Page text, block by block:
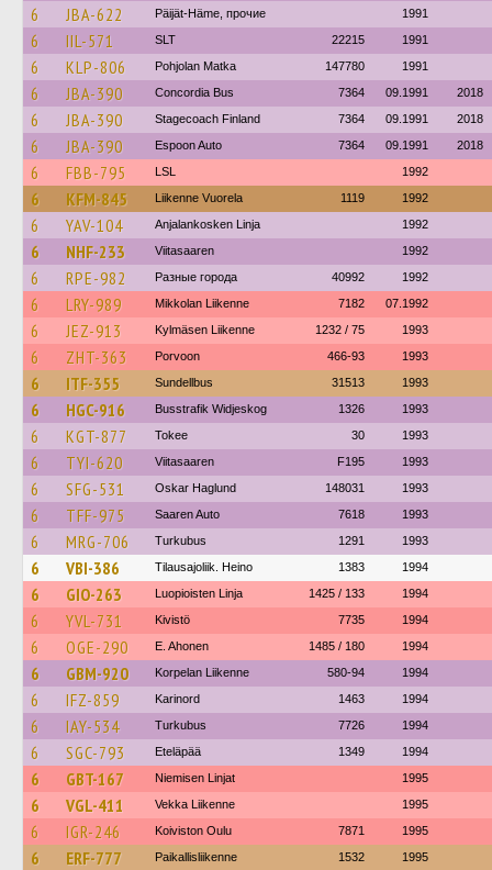
6 JBA-622 Päijät-Häme, прочие 1991
6 IIL-571 SLT 22215 1991
6 KLP-806 Pohjolan Matka 147780 1991
6 JBA-390 Concordia Bus 7364 09.1991 2018
6 JBA-390 Stagecoach Finland 7364 09.1991 2018
6 JBA-390 Espoon Auto 7364 09.1991 2018
6 FBB-795 LSL 1992
6 KFM-845 Liikenne Vuorela 1119 1992
6 YAV-104 Anjalankosken Linja 1992
6 NHF-233 Viitasaaren 1992
6 RPE-982 Разные города 40992 1992
6 LRY-989 Mikkolan Liikenne 7182 07.1992
6 JEZ-913 Kylmäsen Liikenne 1232 / 75 1993
6 ZHT-363 Porvoon 466-93 1993
6 ITF-355 Sundellbus 31513 1993
6 HGC-916 Busstrafik Widjeskog 1326 1993
6 KGT-877 Tokee 30 1993
6 TYI-620 Viitasaaren F195 1993
6 SFG-531 Oskar Haglund 148031 1993
6 TFF-975 Saaren Auto 7618 1993
6 MRG-706 Turkubus 1291 1993
6 VBI-386 Tilausajoliik. Heino 1383 1994
6 GIO-263 Luopioisten Linja 1425 / 133 1994
6 YVL-731 Kivistö 7735 1994
6 OGE-290 E. Ahonen 1485 / 180 1994
6 GBM-920 Korpelan Liikenne 580-94 1994
6 IFZ-859 Karinord 1463 1994
6 IAY-534 Turkubus 7726 1994
6 SGC-793 Eteläpää 1349 1994
6 GBT-167 Niemisen Linjat 1995
6 VGL-411 Vekka Liikenne 1995
6 IGR-246 Koiviston Oulu 7871 1995
6 ERF-777 Paikallisliikenne 1532 1995